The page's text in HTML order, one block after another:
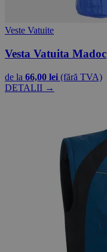
Veste Vatuite
Vesta Vatuita Madoc
de la 66,00 lei (fără TVA)
DETALII →